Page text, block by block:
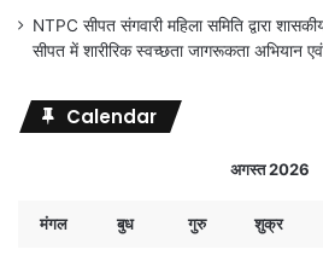
NTPC सीपत संगवारी महिला समिति द्वारा
सीपत में शारीरिक स्वच्छता जागरूकता अभियान
Calendar
अगस्त 2026
मंगल बुध गुरु शुक्र